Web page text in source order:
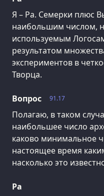
Я – Ра. Семерки плюс
наибольшим числом,
используемым
результатом
экспериментов в
Творца.
91.17
Вопрос
Полагаю, в таком
наибольшее число
каково минимальное
настоящее время
насколько это
Ра